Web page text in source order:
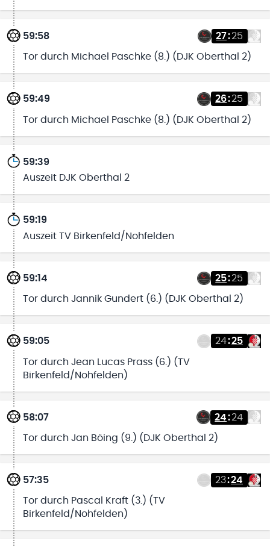
59:58 27:25
Tor durch Michael Paschke (8.) (DJK Oberthal 2)
59:49 26:25
Tor durch Michael Paschke (8.) (DJK Oberthal 2)
59:39
Auszeit DJK Oberthal 2
59:19
Auszeit TV Birkenfeld/Nohfelden
59:14 25:25
Tor durch Jannik Gundert (6.) (DJK Oberthal 2)
59:05 24:25
Tor durch Jean Lucas Prass (6.) (TV
Birkenfeld/Nohfelden)
58:07 24:24
Tor durch Jan Böing (9.) (DJK Oberthal 2)
57:35 23:24
Tor durch Pascal Kraft (3.) (TV
Birkenfeld/Nohfelden)